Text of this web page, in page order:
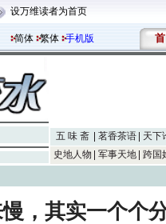
设万维读者为首页
简体 繁体 手机版 首
五 味 斋 茗香茶语
天下
史地人物
军事天地 跨国
，其实一个个